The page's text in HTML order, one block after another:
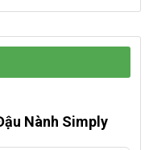
Nành Simply